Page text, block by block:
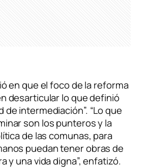
en que el foco de la reforma
desarticular lo que definió
de intermediación”. “Lo que
son los punteros y la
de las comunas, para
puedan tener obras de
y una vida digna”, enfatizó.